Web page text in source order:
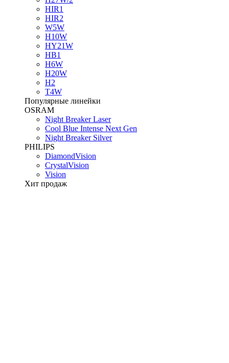
HIR1
HIR2
W5W
H10W
HY21W
HB1
H6W
H20W
H2
T4W
Популярные линейки
OSRAM
Night Breaker Laser
Cool Blue Intense Next Gen
Night Breaker Silver
PHILIPS
DiamondVision
CrystalVision
Vision
Хит продаж